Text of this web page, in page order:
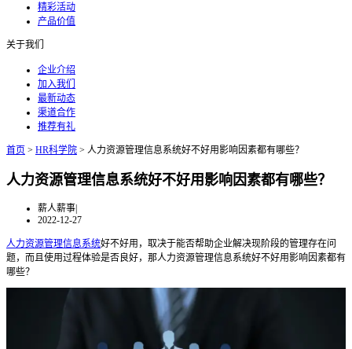
精彩活动
产品价值
关于我们
企业介绍
加入我们
最新动态
渠道合作
推荐有礼
首页 > HR科学院 > 人力资源管理信息系统好不好用影响因素都有哪些？
人力资源管理信息系统好不好用影响因素都有哪些？
薪人薪事|
2022-12-27
人力资源管理信息系统好不好用，取决于能否帮助企业解决现阶段的管理存在问
题，而且使用过程体验是否良好，那人力资源管理信息系统好不好用影响因素都有
哪些？